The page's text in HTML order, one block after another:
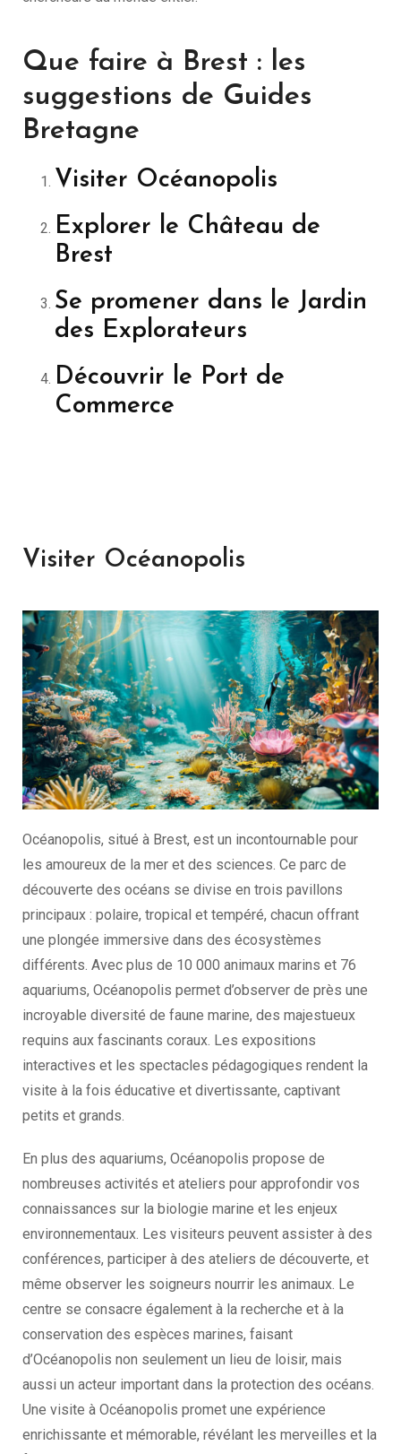
Que faire à Brest : les
suggestions de Guides
Bretagne
Visiter Océanopolis
Explorer le Château de
Brest
Se promener dans le Jardin
des Explorateurs
Découvrir le Port de
Commerce
Visiter Océanopolis
Océanopolis, situé à Brest, est un incontournable pour
les amoureux de la mer et des sciences. Ce parc de
découverte des océans se divise en trois pavillons
principaux : polaire, tropical et tempéré, chacun offrant
une plongée immersive dans des écosystèmes
différents. Avec plus de 10 000 animaux marins et 76
aquariums, Océanopolis permet d’observer de près une
incroyable diversité de faune marine, des majestueux
requins aux fascinants coraux. Les expositions
interactives et les spectacles pédagogiques rendent la
visite à la fois éducative et divertissante, captivant
petits et grands.
En plus des aquariums, Océanopolis propose de
nombreuses activités et ateliers pour approfondir vos
connaissances sur la biologie marine et les enjeux
environnementaux. Les visiteurs peuvent assister à des
conférences, participer à des ateliers de découverte, et
même observer les soigneurs nourrir les animaux. Le
centre se consacre également à la recherche et à la
conservation des espèces marines, faisant
d’Océanopolis non seulement un lieu de loisir, mais
aussi un acteur important dans la protection des océans.
Une visite à Océanopolis promet une expérience
enrichissante et mémorable, révélant les merveilles et la